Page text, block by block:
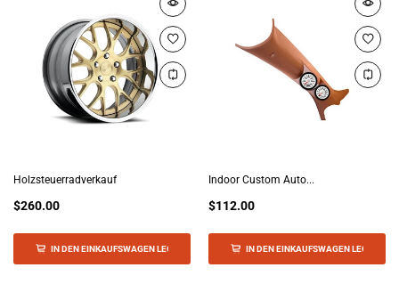
Holzsteuerradverkauf
$260.00
IN DEN EINKAUFSWAGEN LEGEN
Indoor Custom Auto...
$112.00
IN DEN EINKAUFSWAGEN LEGEN